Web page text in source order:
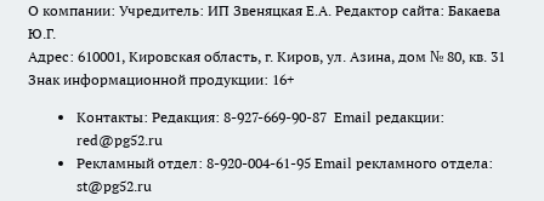
О компании: Учредитель: ИП Звеняцкая Е.А. Редактор сайта: Бакаева
Ю.Г.
Адрес: 610001, Кировская область, г. Киров, ул. Азина, дом № 80, кв. 31
Знак информационной продукции: 16+
Контакты: Редакция: 8-927-669-90-87 Email редакции:
red@pg52.ru
Рекламный отдел: 8-920-004-61-95 Email рекламного отдела:
st@pg52.ru